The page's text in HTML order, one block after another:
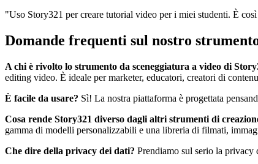
"Uso Story321 per creare tutorial video per i miei studenti. È
Domande frequenti sul nostro
A chi è rivolto lo strumento da sceneggiatura a video di
editing video. È ideale per marketer, educatori, creatori di
È facile da usare? Sì! La nostra piattaforma è progettata
Cosa rende Story321 diverso dagli altri strumenti di
gamma di modelli personalizzabili e una libreria di filmati,
Che dire della privacy dei dati? Prendiamo sul serio la